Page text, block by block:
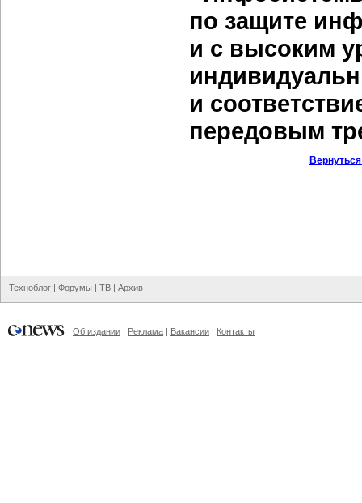
по защите
и с высоким
и
передовым
Техноблог | Форумы | ТВ | Архив
Об издании | Реклама | Вакансии | Контакты